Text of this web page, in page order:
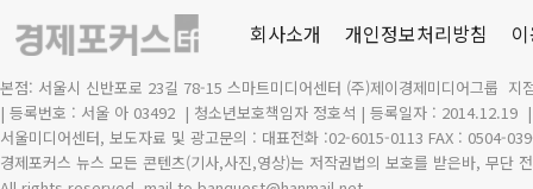
회사소개 개인정보처리방침
본점: 서울시 신반포로 23길 78-15 스마트미디어센터 (주)제이경제미디어그룹 지
| 등록번호 : 서울 아 03492 | 청소년보호책임자 정호석 | 등록일자 : 2014.12.19
서울미디어센터, 보도자료 및 광고문의 : 대표전화 :02-6015-0113 FAX : 0504-
경제포커스 뉴스 모든 콘텐츠(기사,사진,영상)는 저작권법의 보호를 받은바, 무단